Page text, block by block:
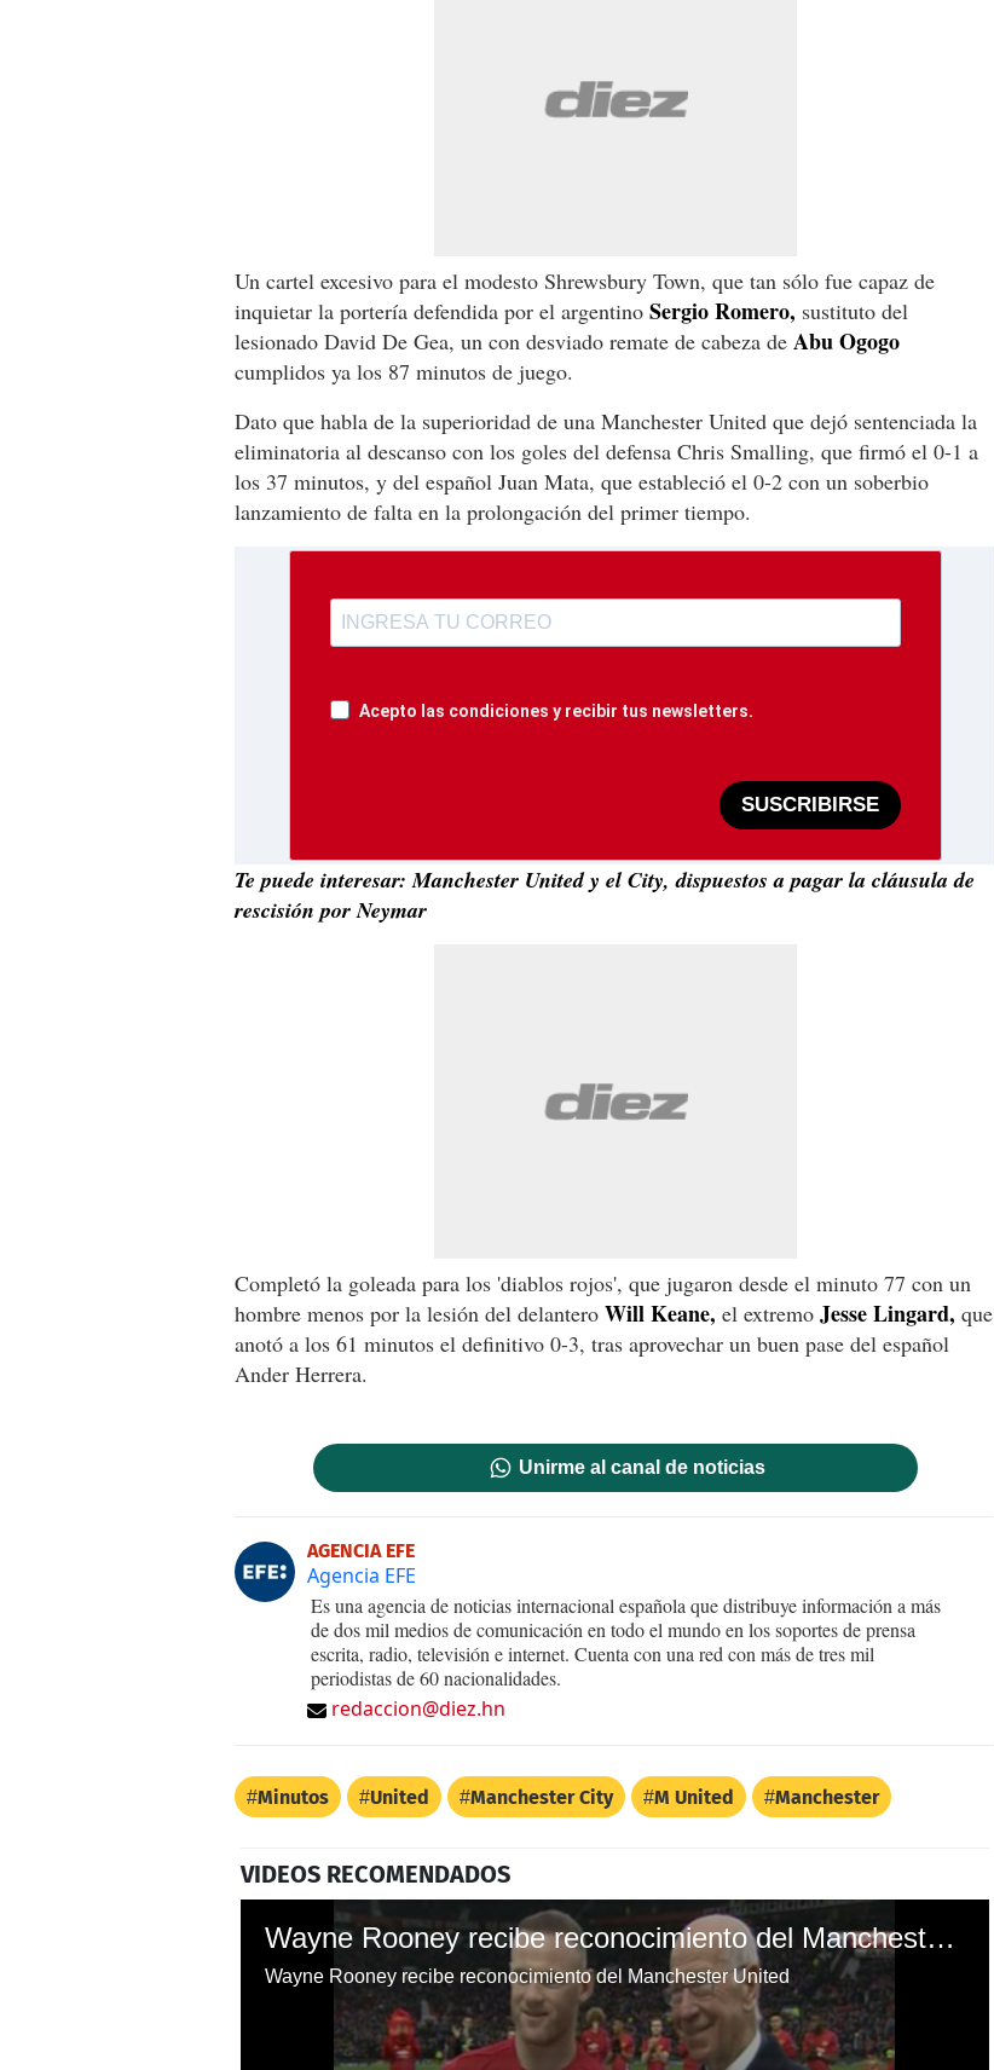
Un cartel excesivo para el modesto Shrewsbury Town, que tan sólo fue capaz de
inquietar la portería defendida por el argentino Sergio Romero, sustituto del
lesionado David De Gea, un con desviado remate de cabeza de Abu Ogogo
cumplidos ya los 87 minutos de juego.
Dato que habla de la superioridad de una Manchester United que dejó sentenciada la
eliminatoria al descanso con los goles del defensa Chris Smalling, que firmó el 0-1 a
los 37 minutos, y del español Juan Mata, que estableció el 0-2 con un soberbio
lanzamiento de falta en la prolongación del primer tiempo.
Acepto las condiciones y recibir tus newsletters.
SUSCRIBIRSE
Te puede interesar: Manchester United y el City, dispuestos a pagar la cláusula de
rescisión por Neymar
Completó la goleada para los 'diablos rojos', que jugaron desde el minuto 77 con un
hombre menos por la lesión del delantero Will Keane, el extremo Jesse Lingard, que
anotó a los 61 minutos el definitivo 0-3, tras aprovechar un buen pase del español
Ander Herrera.
Unirme al canal de noticias
AGENCIA EFE
Agencia EFE
Es una agencia de noticias internacional española que distribuye información a más
de dos mil medios de comunicación en todo el mundo en los soportes de prensa
escrita, radio, televisión e internet. Cuenta con una red con más de tres mil
periodistas de 60 nacionalidades.
redaccion@diez.hn
Minutos United Manchester City M United Manchester
VIDEOS RECOMENDADOS
Wayne Rooney recibe reconocimiento del Manchester United
Wayne Rooney recibe reconocimiento del Manchester United